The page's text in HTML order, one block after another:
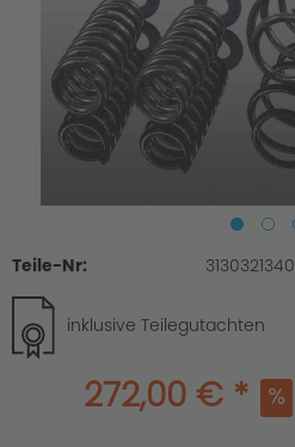
Teile-Nr: 3130321340
inklusive Teilegutachten
272,00 € *